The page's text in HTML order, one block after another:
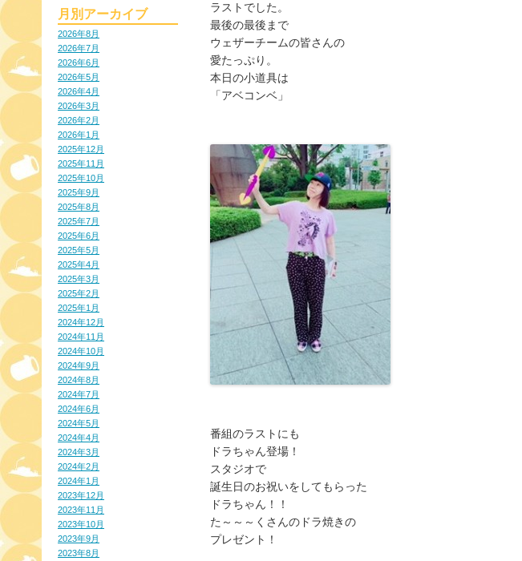
月別アーカイブ
2026年8月
2026年7月
2026年6月
2026年5月
2026年4月
2026年3月
2026年2月
2026年1月
2025年12月
2025年11月
2025年10月
2025年9月
2025年8月
2025年7月
2025年6月
2025年5月
2025年4月
2025年3月
2025年2月
2025年1月
2024年12月
2024年11月
2024年10月
2024年9月
2024年8月
2024年7月
2024年6月
2024年5月
2024年4月
2024年3月
2024年2月
2024年1月
2023年12月
2023年11月
2023年10月
2023年9月
2023年8月
ラストでした。
最後の最後まで
ウェザーチームの皆さんの
愛たっぷり。
本日の小道具は
「アベコンベ」
番組のラストにも
ドラちゃん登場！
スタジオで
誕生日のお祝いをしてもらった
ドラちゃん！！
た～～～くさんのドラ焼きの
プレゼント！